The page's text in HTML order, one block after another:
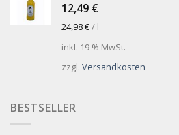
12,49 €
24,98€/ l
inkl. 19 % MwSt.
zzgl. Versandkosten
BESTSELLER